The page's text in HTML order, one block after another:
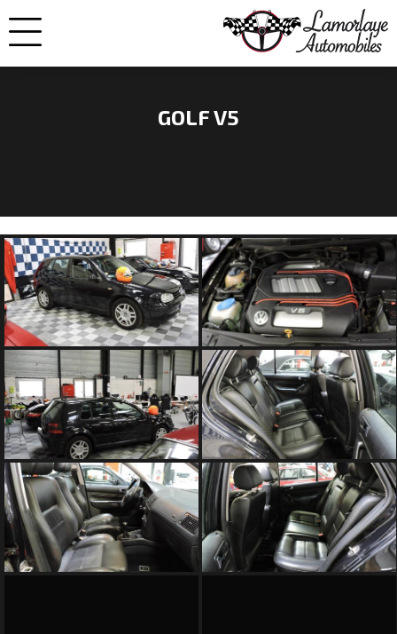
VENDUES
NOS
ENGAGEMENTS
QUI
SOMMES
NOUS
?
CONTACT
GOLF V5